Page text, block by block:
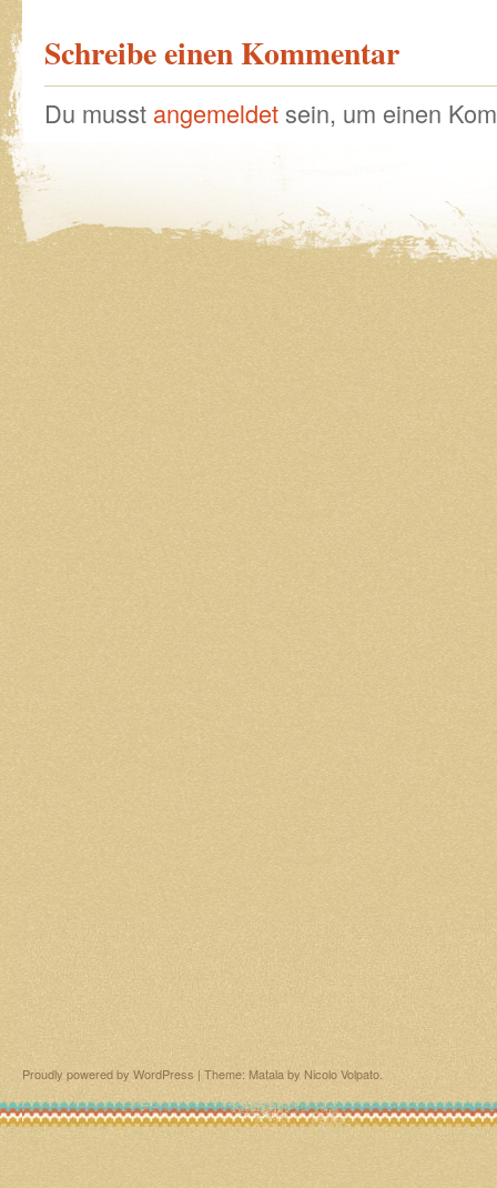
Schreibe einen Kommentar
Du musst angemeldet sein, um einen
Proudly powered by WordPress | Theme: Matala by Nicolo Volpato